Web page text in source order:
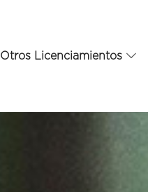
Otros Licenciamientos